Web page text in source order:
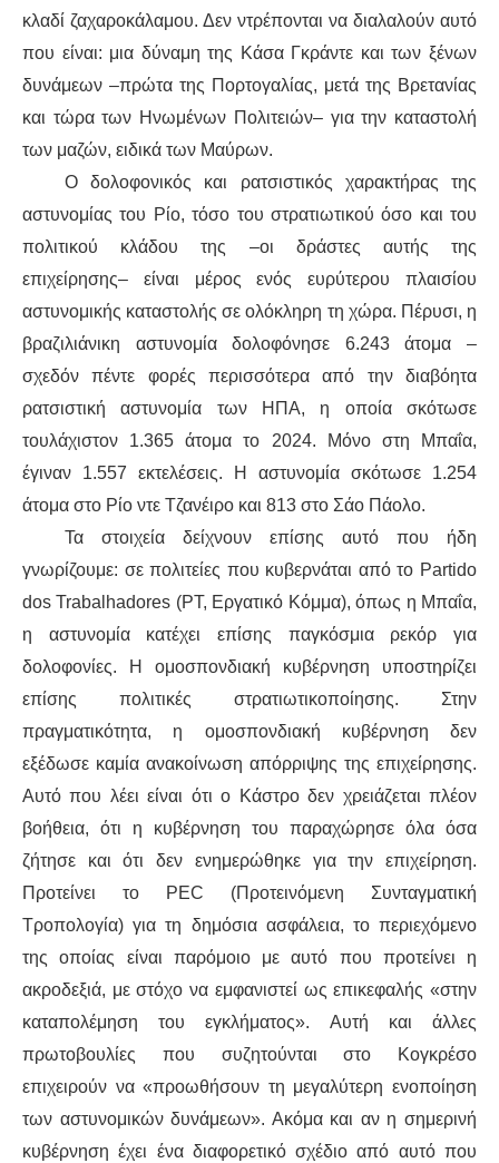
κλαδί ζαχαροκάλαμου. Δεν ντρέπονται να διαλαλούν αυτό
που είναι: μια δύναμη της Κάσα Γκράντε και των ξένων
δυνάμεων –πρώτα της Πορτογαλίας, μετά της Βρετανίας
και τώρα των Ηνωμένων Πολιτειών– για την καταστολή
των μαζών, ειδικά των Μαύρων.
Ο δολοφονικός και ρατσιστικός χαρακτήρας της
αστυνομίας του Ρίο, τόσο του στρατιωτικού όσο και του
πολιτικού κλάδου της –οι δράστες αυτής της
επιχείρησης– είναι μέρος ενός ευρύτερου πλαισίου
αστυνομικής καταστολής σε ολόκληρη τη χώρα. Πέρυσι, η
βραζιλιάνικη αστυνομία δολοφόνησε 6.243 άτομα –
σχεδόν πέντε φορές περισσότερα από την διαβόητα
ρατσιστική αστυνομία των ΗΠΑ, η οποία σκότωσε
τουλάχιστον 1.365 άτομα το 2024. Μόνο στη Μπαΐα,
έγιναν 1.557 εκτελέσεις. Η αστυνομία σκότωσε 1.254
άτομα στο Ρίο ντε Τζανέιρο και 813 στο Σάο Πάολο.
Τα στοιχεία δείχνουν επίσης αυτό που ήδη
γνωρίζουμε: σε πολιτείες που κυβερνάται από το Partido
dos Trabalhadores (PT, Εργατικό Κόμμα), όπως η Μπαΐα,
η αστυνομία κατέχει επίσης παγκόσμια ρεκόρ για
δολοφονίες. Η ομοσπονδιακή κυβέρνηση υποστηρίζει
επίσης πολιτικές στρατιωτικοποίησης. Στην
πραγματικότητα, η ομοσπονδιακή κυβέρνηση δεν
εξέδωσε καμία ανακοίνωση απόρριψης της επιχείρησης.
Αυτό που λέει είναι ότι ο Κάστρο δεν χρειάζεται πλέον
βοήθεια, ότι η κυβέρνηση του παραχώρησε όλα όσα
ζήτησε και ότι δεν ενημερώθηκε για την επιχείρηση.
Προτείνει το PEC (Προτεινόμενη Συνταγματική
Τροπολογία) για τη δημόσια ασφάλεια, το περιεχόμενο
της οποίας είναι παρόμοιο με αυτό που προτείνει η
ακροδεξιά, με στόχο να εμφανιστεί ως επικεφαλής «στην
καταπολέμηση του εγκλήματος». Αυτή και άλλες
πρωτοβουλίες που συζητούνται στο Κογκρέσο
επιχειρούν να «προωθήσουν τη μεγαλύτερη ενοποίηση
των αστυνομικών δυνάμεων». Ακόμα και αν η σημερινή
κυβέρνηση έχει ένα διαφορετικό σχέδιο από αυτό που